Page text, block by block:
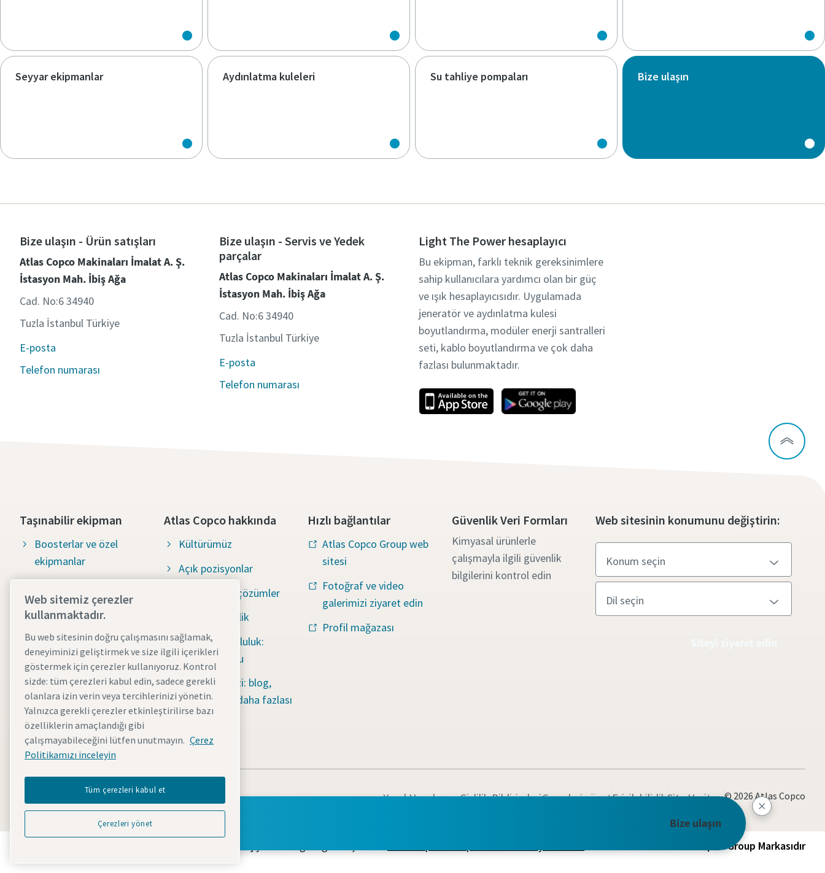
Seyyar ekipmanlar Aydınlatma kuleleri Su tahliye pompaları Bize ulaşın
Sorularınız var mı? Bize ulaşın
Bize ulaşın - Ürün satışları
Atlas Copco Makinaları İmalat A. Ş.
İstasyon Mah. İbiş Ağa
Cad. No:6 34940
Tuzla İstanbul Türkiye
E-posta
Telefon numarası
Bize ulaşın - Servis ve Yedek
parçalar
Atlas Copco Makinaları İmalat A. Ş.
İstasyon Mah. İbiş Ağa
Cad. No:6 34940
Tuzla İstanbul Türkiye
E-posta
Telefon numarası
Light The Power hesaplayıcı
Bu ekipman, farklı teknik gereksinimlere
sahip kullanıcılara yardımcı olan bir güç
ve ışık hesaplayıcısıdır. Uygulamada
jeneratör ve aydınlatma kulesi
boyutlandırma, modüler enerji santralleri
seti, kablo boyutlandırma ve çok daha
fazlası bulunmaktadır.
Taşınabilir ekipman
Boosterlar ve özel
ekipmanlar
Su tahliye pompaları
Enerji depolama
sistemleri
Aydınlatma kuleleri
Seyyar hava
kompresörleri
Elektrik jeneratörleri
Atlas Copco hakkında
Kültürümüz
Açık pozisyonlar
Çevre dostu çözümler
Sürdürülebilirlik
Sosyal sorumluluk:
Herkes İçin Su
İçerik merkezi: blog,
kılavuzlar ve daha fazlası
Hızlı bağlantılar
Atlas Copco Group web
sitesi
Fotoğraf ve video
galerimizi ziyaret edin
Profil mağazası
Güvenlik Veri Formları
Kimyasal ürünlerle
çalışmayla ilgili güvenlik
bilgilerini kontrol edin
Web sitesinin konumunu değiştirin:
Yasal Uyarılar ve Gizlilik BildirimleriÇerezleri yönetErişilebilirlikSite Haritası© 2026 Atlas Copco
Atlas Copco Group Markasıdır
Web sitemiz çerezler
kullanmaktadır.
Bu web sitesinin doğru çalışmasını sağlamak,
deneyiminizi geliştirmek ve size ilgili içerikleri
göstermek için çerezler kullanıyoruz. Kontrol
sizde: tüm çerezleri kabul edin, sadece gerekli
olanlara izin verin veya tercihlerinizi yönetin.
Yalnızca gerekli çerezler etkinleştirilirse bazı
özelliklerin amaçlandığı gibi
çalışmayabileceğini lütfen unutmayın. Çerez
Politikamızı inceleyin
Tüm çerezleri kabul et
Çerezleri yönet